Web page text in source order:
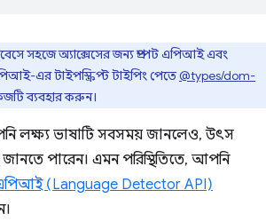
সহজে অ্যাক্সেসের জন্য প্রম্পট এপিআই এবং
এর টাইপস্ক্রিপ্ট টাইপিং পেতে@types/dom-
ব্যবহার করুন।
লক্ষ্য ভাষাটি সবসময় জানলেও, উৎস
পারেন। এমন পরিস্থিতিতে, আপনি
এপিআই (Language Detector API)